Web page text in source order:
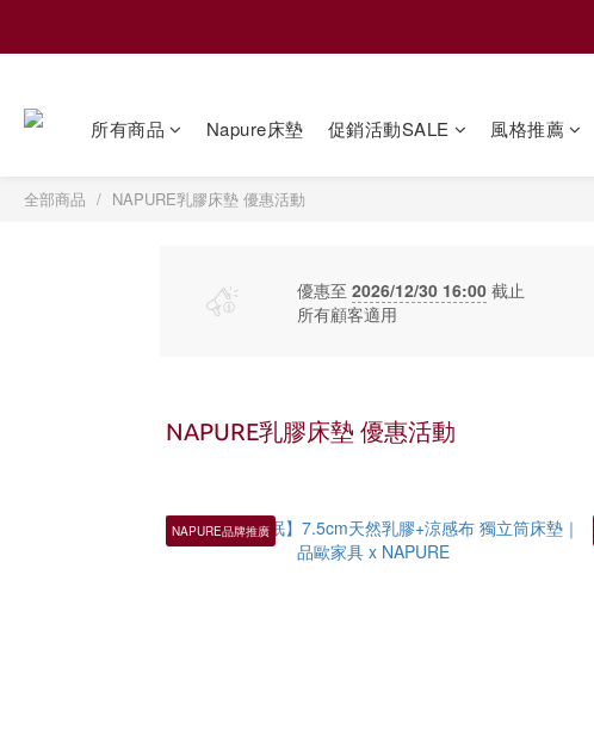
所有商品 Napure床墊 促銷活動SALE 風格推薦
全部商品 NAPURE乳膠床墊 優惠活動
優惠至 2026/12/30 16:00 截止
所有顧客適用
NAPURE乳膠床墊 優惠活動
NAPURE品牌推廣